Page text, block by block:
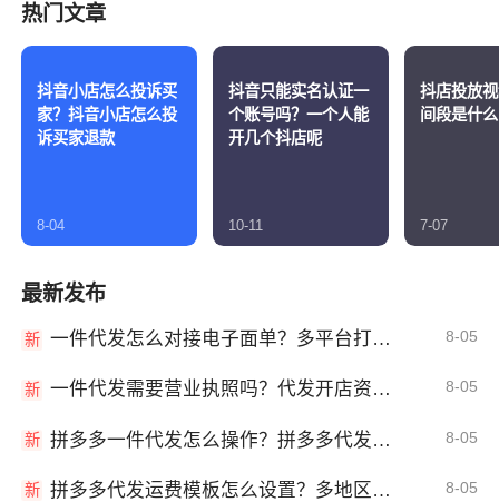
热门文章
抖音小店怎么投诉买
家？抖音小店怎么投
诉买家退款
8-04
抖音只能实名认证一
个账号吗？一个人能
开几个抖店呢
10-11
抖店投放
间段是什
7-07
最新发布
新 一件代发怎么对接电子面单？多平台打单发货教程 8-05
新 一件代发需要营业执照吗？代发开店资质详解 8-05
新 拼多多一件代发怎么操作？拼多多代发全流程 8-05
新 拼多多代发运费模板怎么设置？多地区运费 8-05